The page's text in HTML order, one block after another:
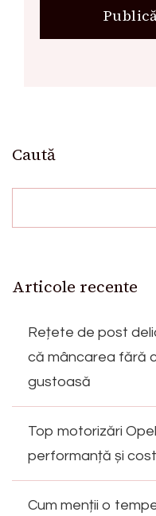
Caută
Articole recente
Rețete de post
că mâncarea fără
gustoasă
Top motorizări
performanță și
Cum menții o